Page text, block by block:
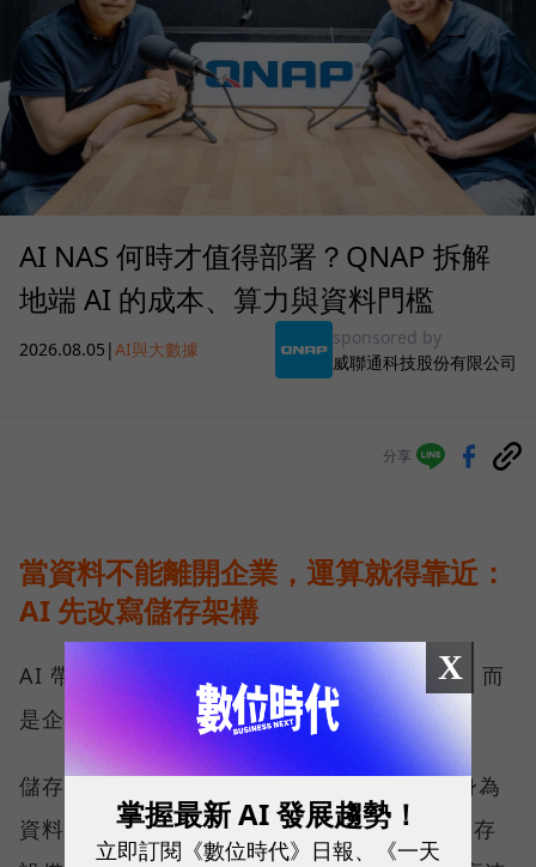
AI NAS 何時才值得部署？QNAP 拆解
地端 AI 的成本、算力與資料門檻
2026.08.05 |AI與大數據
sponsored by
威聯通科技股份有限公司
分享
當資料不能離開企業，運算就得靠近：
AI 先改寫儲存架構
AI 帶來的第一個變化，不只是運算能力提高，而
是企業必須重新決定資料放在哪裡。
儲存架構大致分為雲端與地端兩塊，QNAP 身為
資料安全的守護者，長期發展的是地端網路儲存
X
掌握最新 AI 發展趨勢！
立即訂閱《數位時代》日報、《一天